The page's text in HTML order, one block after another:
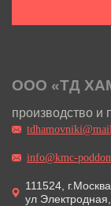
ООО «ТД
производство и
info@kmc-
111524,
ул